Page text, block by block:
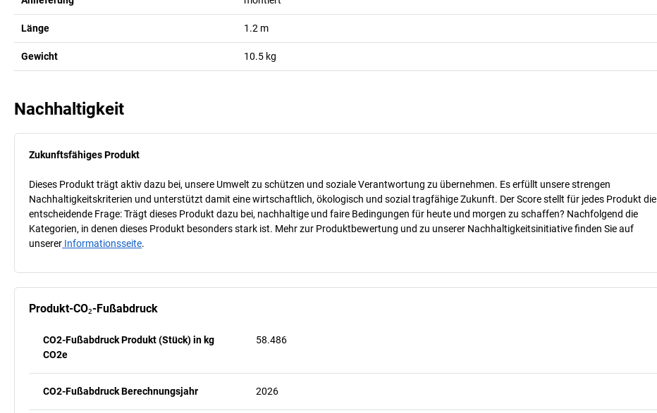
Länge 1.2 m
Gewicht 10.5 kg
Nachhaltigkeit
Zukunftsfähiges Produkt
Dieses Produkt trägt aktiv dazu bei, unsere Umwelt zu schützen und soziale Verantwortung zu übernehmen. Es erfüllt unsere strengen
Nachhaltigkeitskriterien und unterstützt damit eine wirtschaftlich, ökologisch und sozial tragfähige Zukunft. Der Score stellt für jedes Produkt die
entscheidende Frage: Trägt dieses Produkt dazu bei, nachhaltige und faire Bedingungen für heute und morgen zu schaffen? Nachfolgend die
Kategorien, in denen dieses Produkt besonders stark ist. Mehr zur Produktbewertung und zu unserer Nachhaltigkeitsinitiative finden Sie auf
unserer Informationsseite.
Produkt-CO₂-Fußabdruck
CO2-Fußabdruck Produkt (Stück) in kg
CO2e
58.486
CO2-Fußabdruck Berechnungsjahr 2026